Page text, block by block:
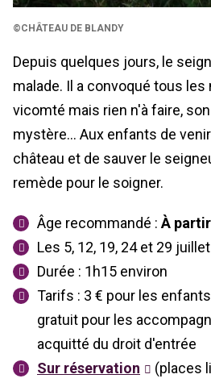
©CHÂTEAU DE BLANDY
Depuis quelques jours, le
malade. Il a convoqué tous les
vicomté mais rien n'à faire,
mystère... Aux enfants de
château et de sauver le
remède pour le soigner.
Âge recommandé : À
Les 5, 12, 19, 24 et 29
Durée : 1h15 environ
Tarifs : 3 € pour les
gratuit pour les
acquitté du droit d'entrée
Sur réservation
(places